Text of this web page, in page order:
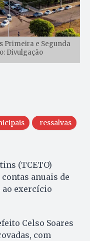
Primeira e Segunda
Divulgação
ressalvas
(TCETO)
anuais de
ao exercício
Celso Soares
com